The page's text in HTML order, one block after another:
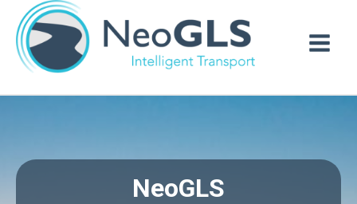
contenu
NeoGLS